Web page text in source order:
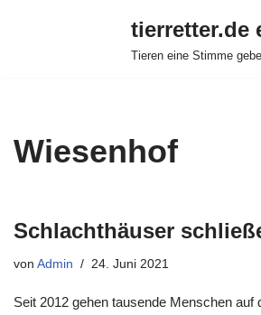
tierretter.de
Tieren eine Stimme
Wiesenhof
Schlachthäuser
von Admin 24. Juni 2021
Seit 2012 gehen tausende Menschen auf